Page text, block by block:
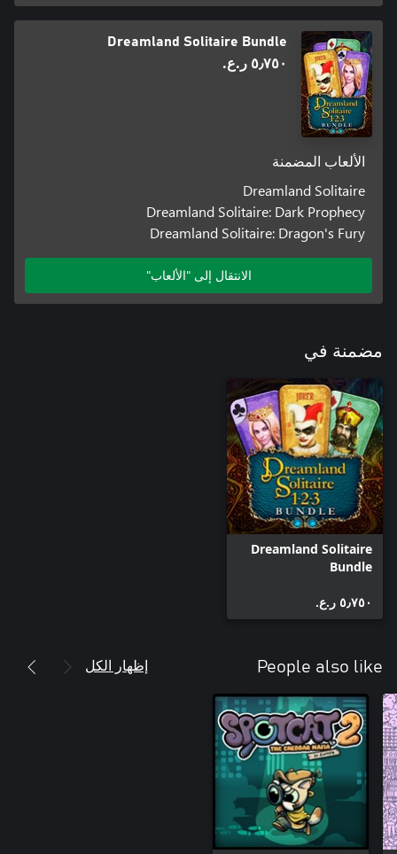
Dreamland Solitaire Bundle
٥٫٧٥٠ ر.ع.‏
الألعاب المضمنة
Dreamland Solitaire
Dreamland Solitaire: Dark Prophecy
Dreamland Solitaire: Dragon's Fury
الانتقال إلى "الألعاب"
مضمنة في
Dreamland Solitaire
Bundle
٥٫٧٥٠ ر.ع.‏
People also like إظهار الكل